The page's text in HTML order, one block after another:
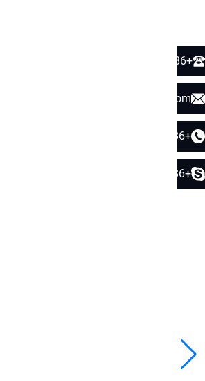
+86 189 9844 4998
sales01@defengfashion.com
+86 189 9844 4998
+86 189 2586 8651